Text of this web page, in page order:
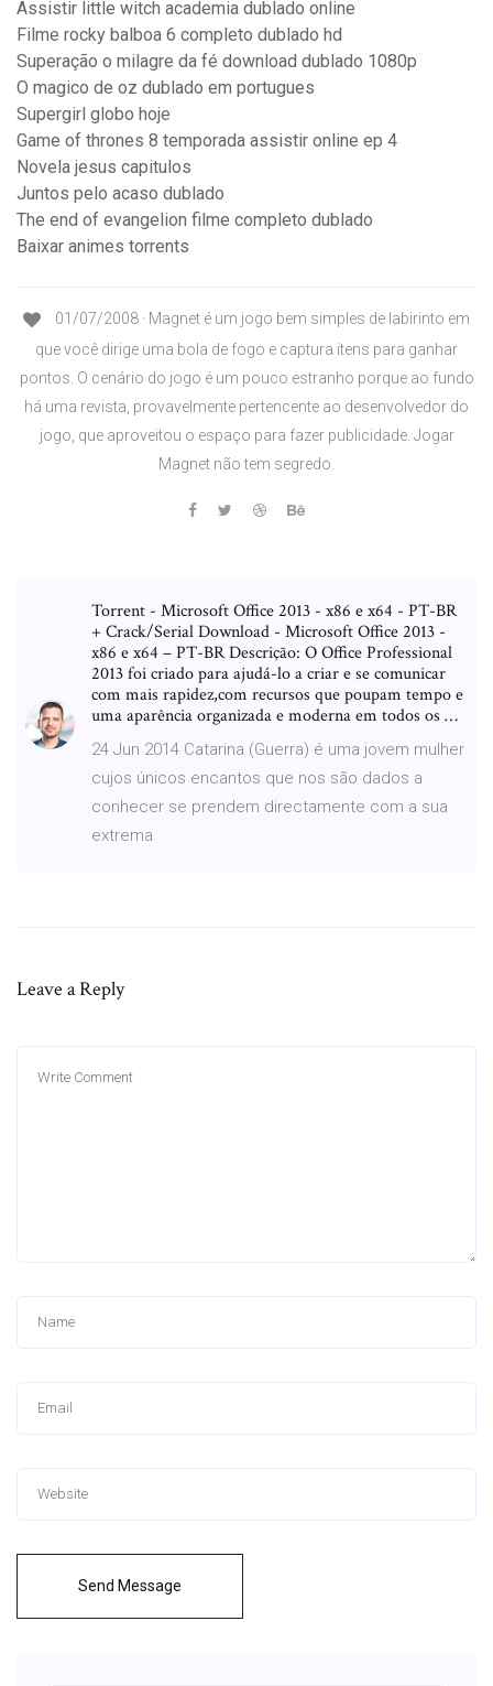
Assistir little witch academia dublado online
Filme rocky balboa 6 completo dublado hd
Superação o milagre da fé download dublado 1080p
O magico de oz dublado em portugues
Supergirl globo hoje
Game of thrones 8 temporada assistir online ep 4
Novela jesus capitulos
Juntos pelo acaso dublado
The end of evangelion filme completo dublado
Baixar animes torrents
01/07/2008 · Magnet é um jogo bem simples de labirinto em
que você dirige uma bola de fogo e captura itens para ganhar
pontos. O cenário do jogo é um pouco estranho porque ao fundo
há uma revista, provavelmente pertencente ao desenvolvedor do
jogo, que aproveitou o espaço para fazer publicidade. Jogar
Magnet não tem segredo.
Torrent - Microsoft Office 2013 - x86 e x64 - PT-BR
+ Crack/Serial Download - Microsoft Office 2013 -
x86 e x64 – PT-BR Descrição: O Office Professional
2013 foi criado para ajudá-lo a criar e se comunicar
com mais rapidez,com recursos que poupam tempo e
uma aparência organizada e moderna em todos os …
24 Jun 2014 Catarina (Guerra) é uma jovem mulher
cujos únicos encantos que nos são dados a
conhecer se prendem directamente com a sua
extrema
Leave a Reply
Send Message